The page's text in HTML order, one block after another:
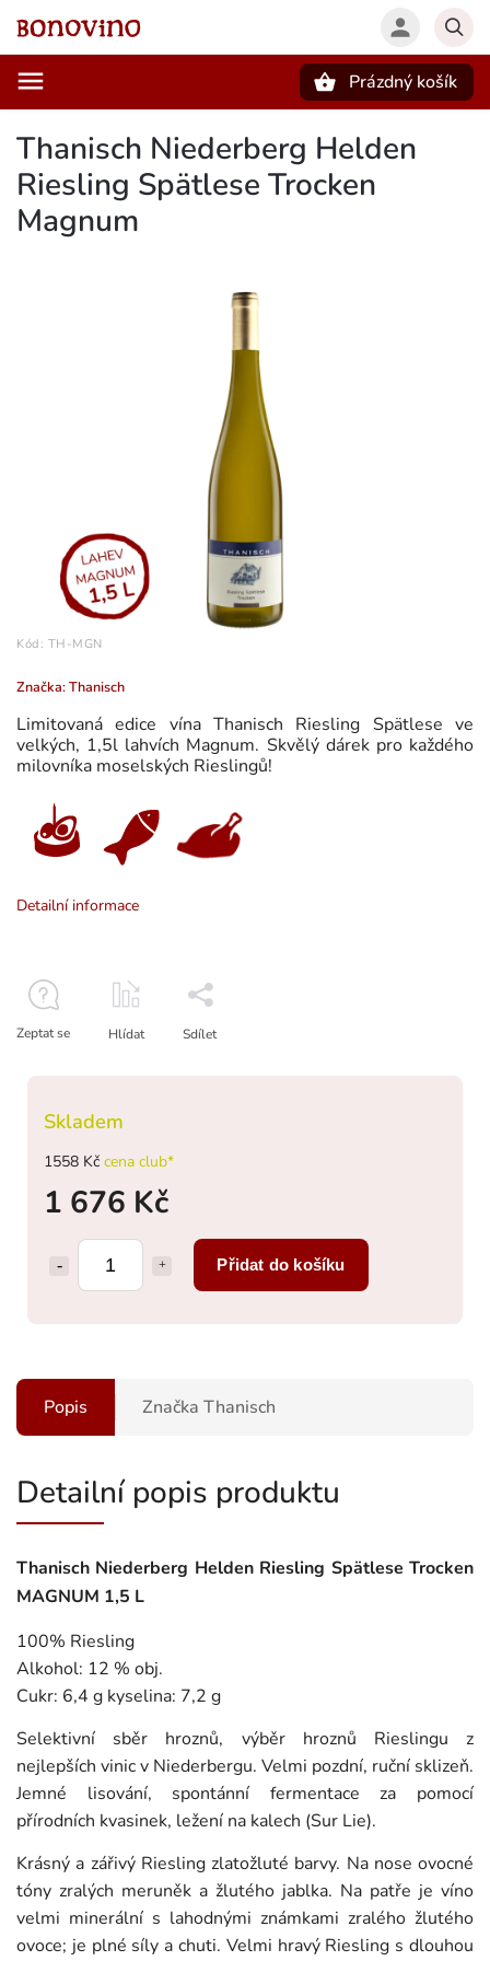
Prázdný košík
Thanisch Niederberg Helden
Riesling Spätlese Trocken
Magnum
Kód: TH-MGN
Značka:Thanisch
1558 Kč cena club*
1 676 Kč
Přidat do košíku
Skladem
Limitovaná edice vína Thanisch Riesling Spätlese ve
velkých, 1,5l lahvích Magnum. Skvělý dárek pro každého
milovníka moselských Rieslingů!
Detailní informace
Zeptat se Hlídat Sdílet
Popis Značka Thanisch
Detailní popis produktu
Thanisch Niederberg Helden Riesling Spätlese Trocken
MAGNUM 1,5 L
100% Riesling
Alkohol: 12 % obj.
Cukr: 6,4 g kyselina: 7,2 g
Selektivní sběr hroznů, výběr hroznů Rieslingu z
nejlepších vinic v Niederbergu. Velmi pozdní, ruční sklizeň.
Jemné lisování, spontánní fermentace za pomocí
přírodních kvasinek, ležení na kalech (Sur Lie).
Krásný a zářivý Riesling zlatožluté barvy. Na nose ovocné
tóny zralých meruněk a žlutého jablka. Na patře je víno
velmi minerální s lahodnými známkami zralého žlutého
ovoce; je plné síly a chuti. Velmi hravý Riesling s dlouhou